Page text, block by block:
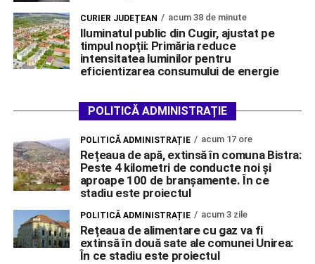
CURIER JUDEȚEAN acum 38 de minute
Iluminatul public din Cugir, ajustat pe
timpul nopții: Primăria reduce
intensitatea luminilor pentru
eficientizarea consumului de energie
POLITICĂ ADMINISTRAȚIE
POLITICĂ ADMINISTRAȚIE acum 17 ore
Rețeaua de apă, extinsă în comuna Bistra:
Peste 4 kilometri de conducte noi și
aproape 100 de branșamente. În ce
stadiu este proiectul
POLITICĂ ADMINISTRAȚIE acum 3 zile
Rețeaua de alimentare cu gaz va fi
extinsă în două sate ale comunei Unirea:
În ce stadiu este proiectul